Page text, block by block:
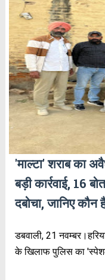
'माल्टा' शराब का
बड़ी कार्रवाई, 16
दबोचा, जानिए कौन
डबवाली, 21
के खिलाफ पुलिस का